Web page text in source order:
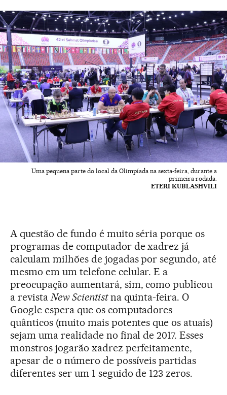
Uma pequena parte do local da Olimpíada na sexta-feira, durante a
primeira rodada.
ETERI KUBLASHVILI
A questão de fundo é muito séria porque os
programas de computador de xadrez já
calculam milhões de jogadas por segundo, até
mesmo em um telefone celular. E a
preocupação aumentará, sim, como publicou
a revistaNew Scientistna quinta-feira. O
Google espera que os computadores
quânticos (muito mais potentes que os atuais)
sejam uma realidade no final de 2017. Esses
monstros jogarão xadrez perfeitamente,
apesar de o número de possíveis partidas
diferentes ser um 1 seguido de 123 zeros.